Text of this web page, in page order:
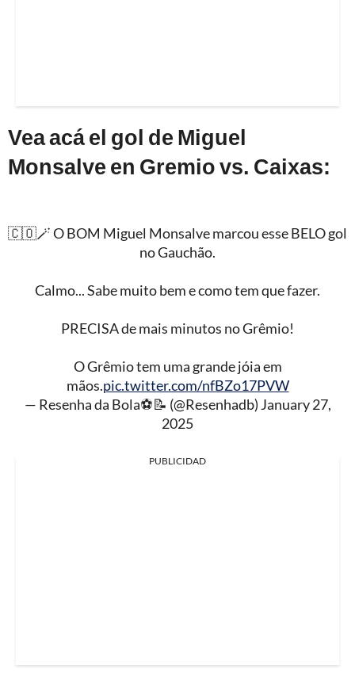
Vea acá el gol de Miguel
Monsalve en Gremio vs. Caixas:
🇨🇴🪄 O BOM Miguel Monsalve marcou esse BELO gol
no Gauchão.
Calmo... Sabe muito bem e como tem que fazer.
PRECISA de mais minutos no Grêmio!
O Grêmio tem uma grande jóia em
mãos.pic.twitter.com/nfBZo17PVW
— Resenha da Bola⚽📝 (@Resenhadb) January 27,
2025
PUBLICIDAD